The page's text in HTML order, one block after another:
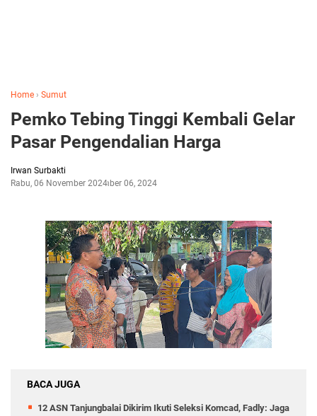
Home › Sumut
Pemko Tebing Tinggi Kembali Gelar
Pasar Pengendalian Harga
Irwan Surbakti
Rabu, 06 November 2024November 06, 2024
BACA JUGA
12 ASN Tanjungbalai Dikirim Ikuti Seleksi Komcad, Fadly: Jaga